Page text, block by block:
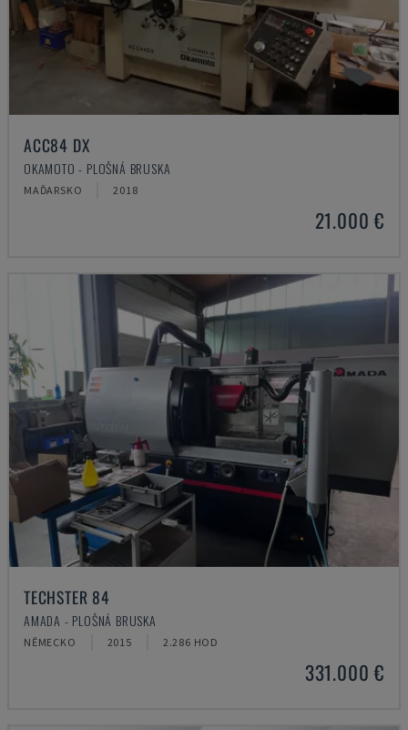
ACC84 DX
OKAMOTO - PLOŠNÁ BRUSKA
MAĎARSKO 2018
21.000 €
TECHSTER 84
AMADA - PLOŠNÁ BRUSKA
NĚMECKO 2015 2.286 HOD
331.000 €